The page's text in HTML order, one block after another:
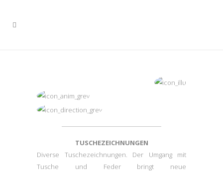
TUSCHEZEICHNUNGEN
Diverse Tuschezeichnungen. Der Umgang mit
Tusche und Feder bringt neue